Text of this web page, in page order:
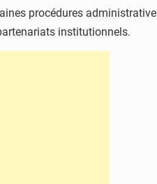
procédures
institutionnels.